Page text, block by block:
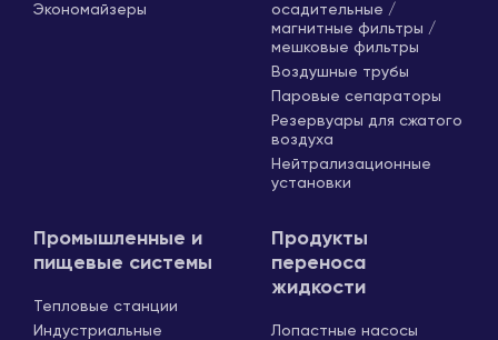
Экономайзеры
осадительные /
магнитные фильтры /
мешковые фильтры
Воздушные трубы
Паровые сепараторы
Резервуары для сжатого
воздуха
Нейтрализационные
установки
Промышленные и
пищевые системы
Тепловые станции
Индустриальные
Продукты
переноса
жидкости
Лопастные насосы